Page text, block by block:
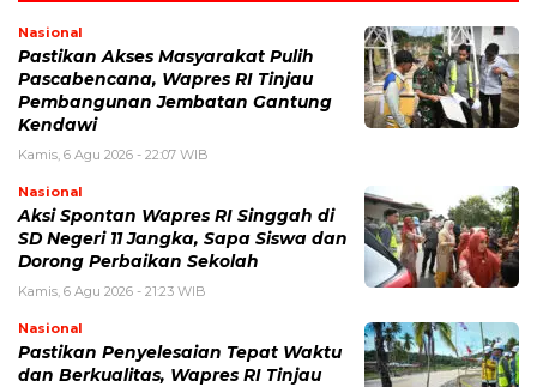
Nasional
Pastikan Akses Masyarakat Pulih
Pascabencana, Wapres RI Tinjau
Pembangunan Jembatan Gantung
Kendawi
Kamis, 6 Agu 2026 - 22:07 WIB
Nasional
Aksi Spontan Wapres RI Singgah di
SD Negeri 11 Jangka, Sapa Siswa dan
Dorong Perbaikan Sekolah
Kamis, 6 Agu 2026 - 21:23 WIB
Nasional
Pastikan Penyelesaian Tepat Waktu
dan Berkualitas, Wapres RI Tinjau